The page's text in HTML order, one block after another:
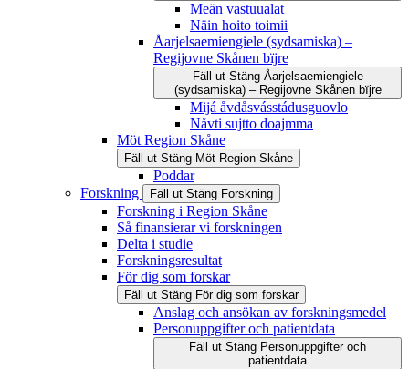
Meän vastuualat
Näin hoito toimii
Åarjelsaemiengiele (sydsamiska) –
Regijovne Skånen bïjre
Fäll ut Stäng Åarjelsaemiengiele
(sydsamiska) – Regijovne Skånen bïjre
Mijá åvdåsvásstádusguovlo
Nåvti sujtto doajmma
Möt Region Skåne
Fäll ut Stäng Möt Region Skåne
Poddar
Forskning
Fäll ut Stäng Forskning
Forskning i Region Skåne
Så finansierar vi forskningen
Delta i studie
Forskningsresultat
För dig som forskar
Fäll ut Stäng För dig som forskar
Anslag och ansökan av forskningsmedel
Personuppgifter och patientdata
Fäll ut Stäng Personuppgifter och
patientdata